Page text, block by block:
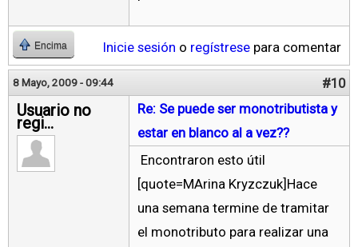
Encima Inicie sesión o regístrese para comentar
8 Mayo, 2009 - 09:44 #10
Usuario no
regi...
Re: Se puede ser monotributista y
estar en blanco al a vez??
Encontraron esto útil
[quote=MArina Kryzczuk]Hace
una semana termine de tramitar
el monotributo para realizar una